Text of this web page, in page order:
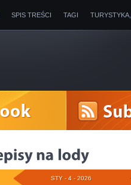
SPIS TREŚCI TAGI
STY - 4 - 2026